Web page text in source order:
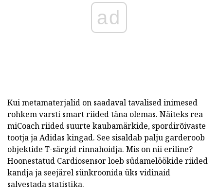
ad
Kui metamaterjalid on saadaval tavalised inimesed
rohkem varsti smart riided täna olemas. Näiteks rea
miCoach riided suurte kaubamärkide, spordirõivaste
tootja ja Adidas kingad. See sisaldab palju garderoob
objektide T-särgid rinnahoidja. Mis on nii eriline?
Hoonestatud Cardiosensor loeb südamelöökide riided
kandja ja seejärel sünkroonida üks vidinaid
salvestada statistika.